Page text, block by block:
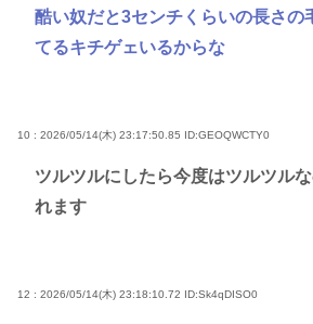
酷い奴だと3センチくらいの長さの
てるキチゲェいるからな
10 : 2026/05/14(木) 23:17:50.85 ID:GEOQWCTY0
ツルツルにしたら今度はツルツル
れます
12 : 2026/05/14(木) 23:18:10.72 ID:Sk4qDISO0